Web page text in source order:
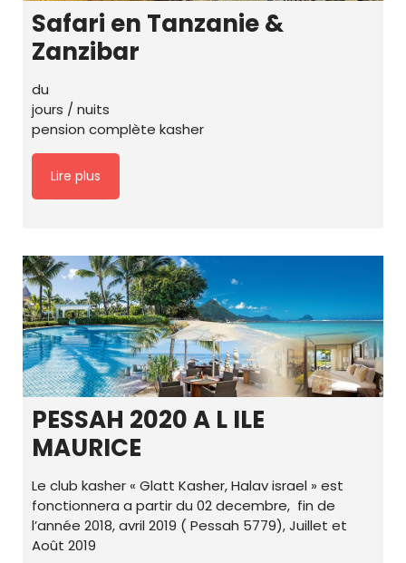
Safari en Tanzanie &
Zanzibar
du
jours / nuits
pension complète kasher
Lire plus
PESSAH 2020 A L ILE
MAURICE
Le club kasher « Glatt Kasher, Halav israel » est
fonctionnera a partir du 02 decembre, fin de
l’année 2018, avril 2019 ( Pessah 5779), Juillet et
Août 2019